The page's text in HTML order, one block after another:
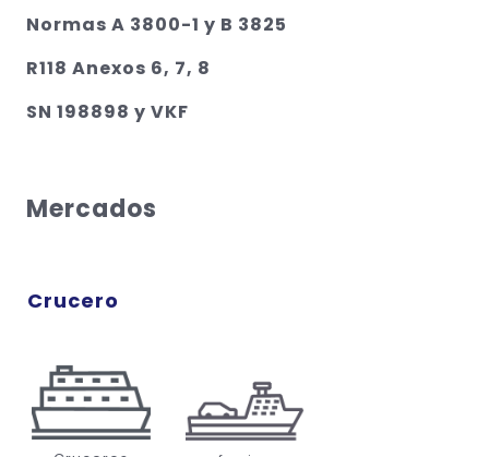
Normas A 3800-1 y B 3825
R118 Anexos 6, 7, 8
SN 198898 y VKF
Mercados
Crucero